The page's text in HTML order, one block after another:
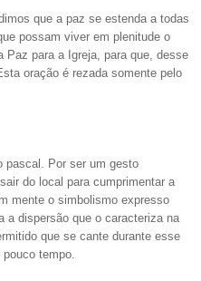
que a paz se estenda a todas
possam viver em plenitude o
Paz para a Igreja, para que, desse
oração é rezada somente pelo
pascal. Por ser um gesto
do local para cumprimentar a
mente o simbolismo expresso
a dispersão que o caracteriza na
que se cante durante esse
tempo.